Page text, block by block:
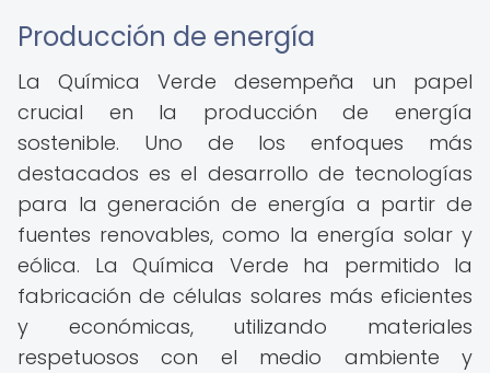
Producción de energía
La Química Verde desempeña un papel
crucial en la producción de energía
sostenible. Uno de los enfoques más
destacados es el desarrollo de tecnologías
para la generación de energía a partir de
fuentes renovables, como la energía solar y
eólica. La Química Verde ha permitido la
fabricación de células solares más eficientes
y económicas, utilizando materiales
respetuosos con el medio ambiente y